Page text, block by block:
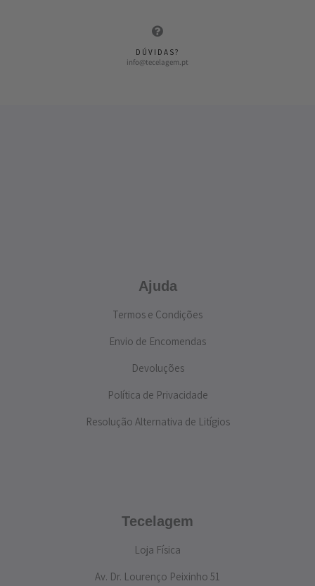
DÚVIDAS?
info@tecelagem.pt
Ajuda
Termos e Condições
Envio de Encomendas
Devoluções
Política de Privacidade
Resolução Alternativa de Litígios
Tecelagem
Loja Física
Av. Dr. Lourenço Peixinho 51